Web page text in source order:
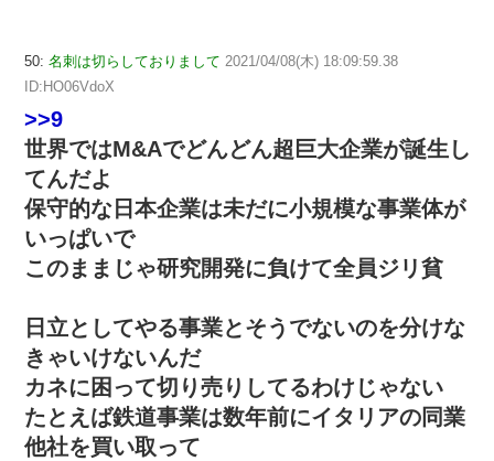
50: 名刺は切らしておりまして 2021/04/08(木) 18:09:59.38
ID:HO06VdoX
>>9
世界ではM&Aでどんどん超巨大企業が誕生し
てんだよ
保守的な日本企業は未だに小規模な事業体が
いっぱいで
このままじゃ研究開発に負けて全員ジリ貧
日立としてやる事業とそうでないのを分けな
きゃいけないんだ
カネに困って切り売りしてるわけじゃない
たとえば鉄道事業は数年前にイタリアの同業
他社を買い取って